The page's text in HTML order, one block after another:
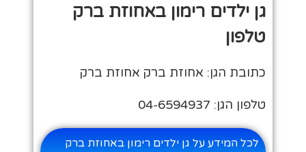
גן ילדים רימון באחוזת ברק
טלפון
כתובת הגן: אחוזת ברק אחוזת ברק
טלפון הגן: 04-6594937
לכל המידע על גן ילדים רימון באחוזת ברק